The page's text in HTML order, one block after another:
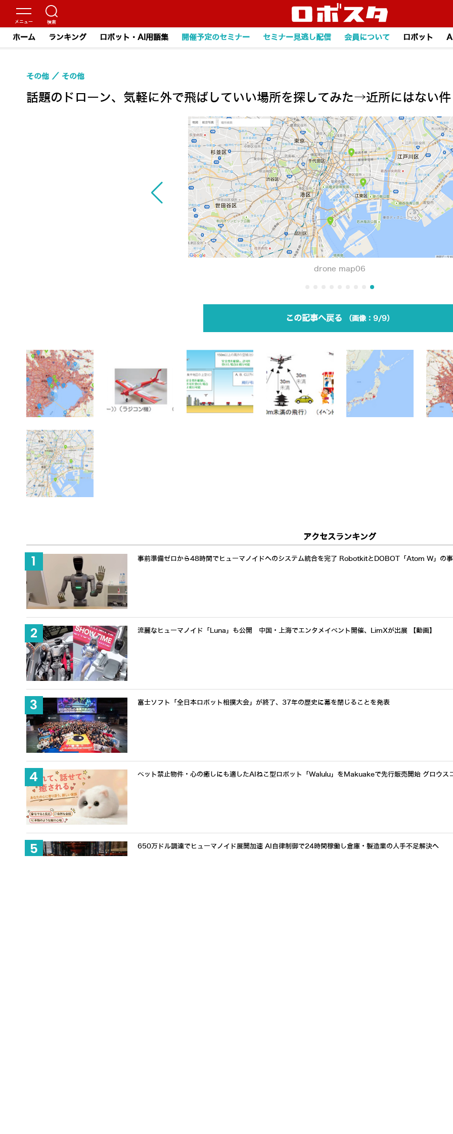
ホーム ランキング ロボット・AI用語集 開催予定のセミナー セミナー見逃し配信 会員について ロボット
話題のドローン、気軽に外で飛ばしていい場所を探してみた→近所にはない
その他 その他
drone map06
この記事へ戻る 9/9
アクセスランキング
事前準備ゼロから48時間でヒューマノイドへのシステム統合を完了 RobotkitとDOBOT「Atom W」の
流麗なヒューマノイド「Luna」も公開 中国・上海でエンタメイベント開催、LimXが出展 【動画】
富士ソフト「全日本ロボット相撲大会」が終了、37年の歴史に幕を閉じることを発表
ペット禁止物件・心の癒しにも適したAIねこ型ロボット「Walulu」をMakuakeで先行販売開始 グロウス
650万ドル調達でヒューマノイド展開加速 AI自律制御で24時間稼働し倉庫・製造業の人手不足解決へ